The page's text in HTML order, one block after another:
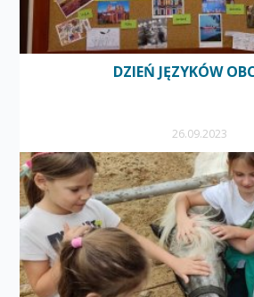
DZIEŃ JĘZYKÓW
26.09.2023